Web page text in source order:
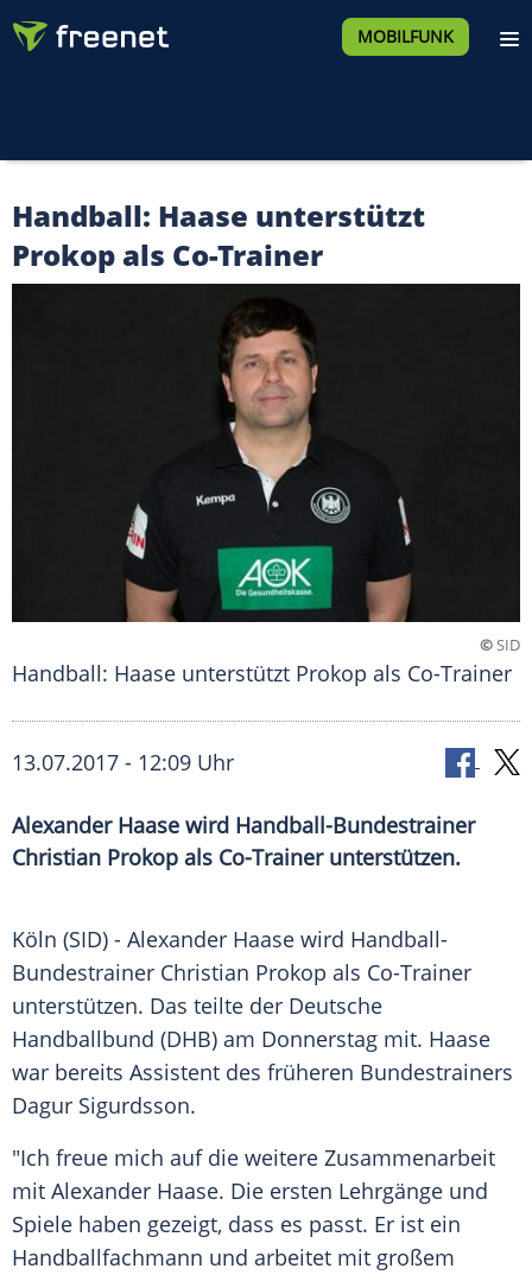
MOBILFUNK
Handball: Haase unterstützt
Prokop als Co-Trainer
©SID
Handball: Haase unterstützt Prokop als Co-Trainer
13.07.2017 - 12:09 Uhr
Alexander Haase wird Handball-Bundestrainer
Christian Prokop als Co-Trainer unterstützen.
Köln (SID) - Alexander Haase wird Handball-
Bundestrainer Christian Prokop als Co-Trainer
unterstützen. Das teilte der Deutsche
Handballbund (DHB) am Donnerstag mit. Haase
war bereits Assistent des früheren Bundestrainers
Dagur Sigurdsson.
"Ich freue mich auf die weitere Zusammenarbeit
mit Alexander Haase. Die ersten Lehrgänge und
Spiele haben gezeigt, dass es passt. Er ist ein
Handballfachmann und arbeitet mit großem